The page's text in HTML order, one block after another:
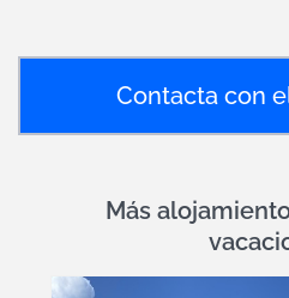
Contacta con
Más